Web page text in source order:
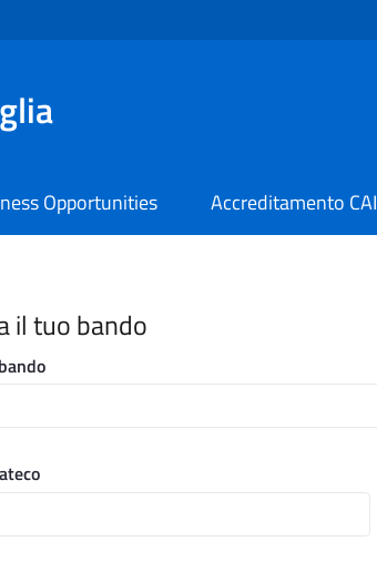
Opportunities
Accreditamento CAI
Regione Puglia
il tuo bando